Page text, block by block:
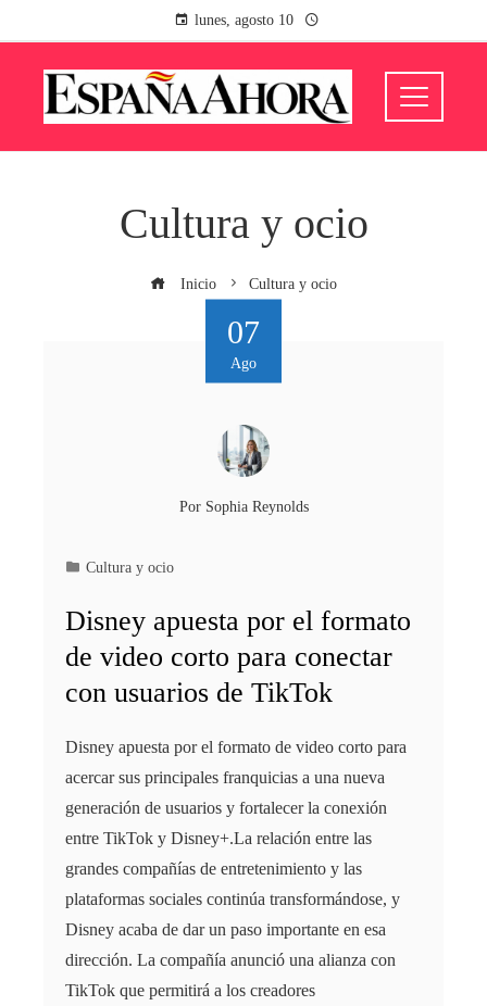
lunes, agosto 10
Cultura y ocio
Inicio Cultura y ocio
07
Ago
Por Sophia Reynolds
Cultura y ocio
Disney apuesta por el formato
de video corto para conectar
con usuarios de TikTok
Disney apuesta por el formato de video corto para
acercar sus principales franquicias a una nueva
generación de usuarios y fortalecer la conexión
entre TikTok y Disney+.La relación entre las
grandes compañías de entretenimiento y las
plataformas sociales continúa transformándose, y
Disney acaba de dar un paso importante en esa
dirección. La compañía anunció una alianza con
TikTok que permitirá a los creadores